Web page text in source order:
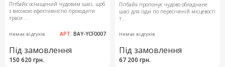
Пітбайк оснащений чудовим шасі, щоб
з високою ефективністю проходити
траси ...
Немає відгуків АРТ: BAY-YCF0007
Під замовлення
150 620 грн.
Пітбайк пропонує чудово обладнане
шасі для їзди по пересіченій місцевості
т...
Немає відгуків
Під замовлення
67 200 грн.